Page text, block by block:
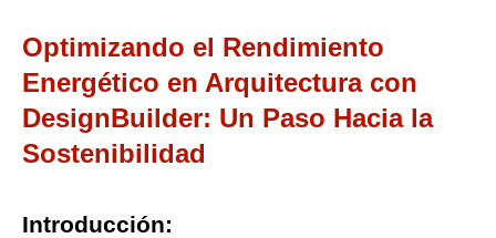
Optimizando el Rendimiento
Energético en Arquitectura con
DesignBuilder: Un Paso Hacia la
Sostenibilidad
Introducción: